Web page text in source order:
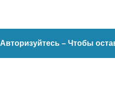
Авторизуйтесь – Чтобы